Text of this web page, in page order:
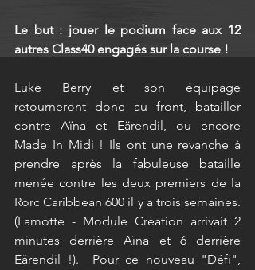
Le but : jouer le podium face aux 12
autres Class40 engagés sur la course !
Luke Berry et son équipage
retourneront donc au front, batailler
contre Aïna et Eärendil, ou encore
Made In Midi ! Ils ont une revanche à
prendre après la fabuleuse bataille
menée contre les deux premiers de la
Rorc Caribbean 600 il y a trois semaines.
(Lamotte - Module Création arrivait 2
minutes derrière Aïna et 6 derrière
Eärendil !).  Pour ce nouveau "Défi",